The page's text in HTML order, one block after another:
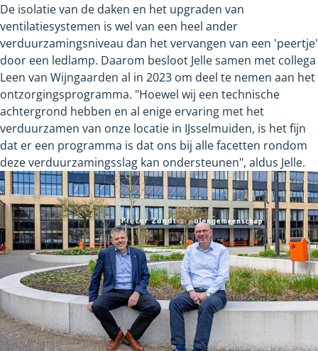
De isolatie van de daken en het upgraden van
ventilatiesystemen is wel van een heel ander
verduurzamingsniveau dan het vervangen van een 'peertje'
door een ledlamp. Daarom besloot Jelle samen met collega
Leen van Wijngaarden al in 2023 om deel te nemen aan het
ontzorgingsprogramma. "Hoewel wij een technische
achtergrond hebben en al enige ervaring met het
verduurzamen van onze locatie in IJsselmuiden, is het fijn
dat er een programma is dat ons bij alle facetten rondom
deze verduurzamingsslag kan ondersteunen", aldus Jelle.